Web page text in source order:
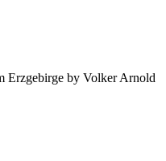
Erzgebirge by Volker Arnold